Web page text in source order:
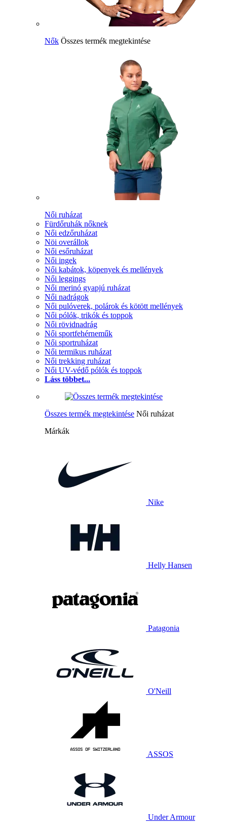
Nők Összes termék megtekintése
Női ruházat
Fürdőruhák nőknek
Női edzőruházat
Nöi overállok
Női esőruházat
Női ingek
Női kabátok, köpenyek és mellények
Női leggings
Női merinó gyapjú ruházat
Női nadrágok
Női pulóverek, polárok és kötött mellények
Női pólók, trikók és toppok
Női rövidnadrág
Női sportfehérneműk
Női sportruházat
Női termikus ruházat
Női trekking ruházat
Női UV-védő pólók és toppok
Láss többet...
Összes termék megtekintése Női ruházat
Márkák
Nike
Helly Hansen
Patagonia
O'Neill
ASSOS
Under Armour